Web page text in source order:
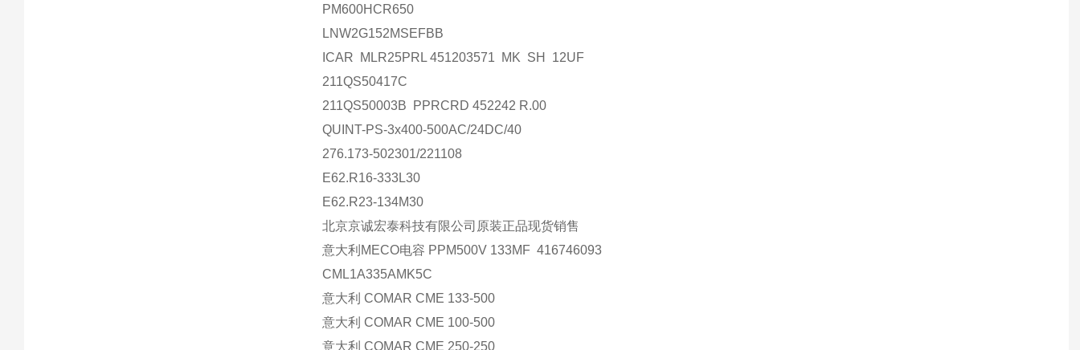
PM600HCR650
LNW2G152MSEFBB
ICAR MLR25PRL 451203571 MK SH 12UF
211QS50417C
211QS50003B PPRCRD 452242 R.00
QUINT-PS-3x400-500AC/24DC/40
276.173-502301/221108
E62.R16-333L30
E62.R23-134M30
北京京诚宏泰科技有限公司原装正品现货销售
意大利MECO电容 PPM500V 133MF 416746093
CML1A335AMK5C
意大利 COMAR CME 133-500
意大利 COMAR CME 100-500
意大利 COMAR CME 250-250